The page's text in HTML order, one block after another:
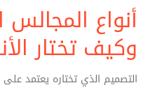
أنواع المجالس
وكيف تختار
التصميم الذي تختاره يعتمد